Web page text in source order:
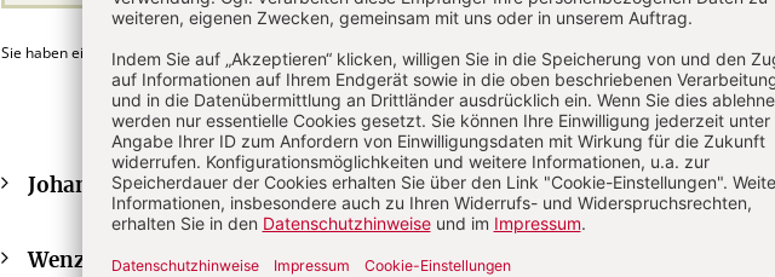
Sie haben ein Abonnement? Anmelden
Johanna Beck ist Redakteurin bei CHRIST IN DER GEGENWART
Wenzel Widenka ist Redakteur bei CHRIST IN DER GEGENWART